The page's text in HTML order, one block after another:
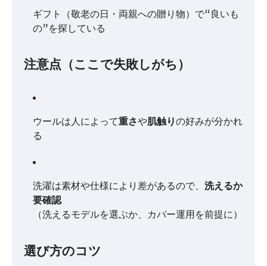
ギフト（敬老の日・両親への贈り物）で“良いも
の”を探している
注意点（ここで失敗しがち）
ウールは人によって重さや肌触りの好みが分かれ
る
洗濯は素材や仕様により差があるので、 洗えるか
要確認
（洗えるモデルを選ぶか、カバー運用を前提に）
選び方のコツ